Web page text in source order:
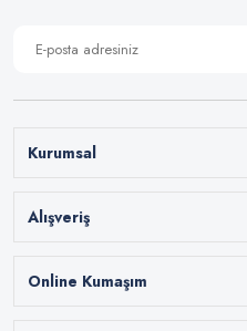
Kurumsal
Alışveriş
Online Kumaşım